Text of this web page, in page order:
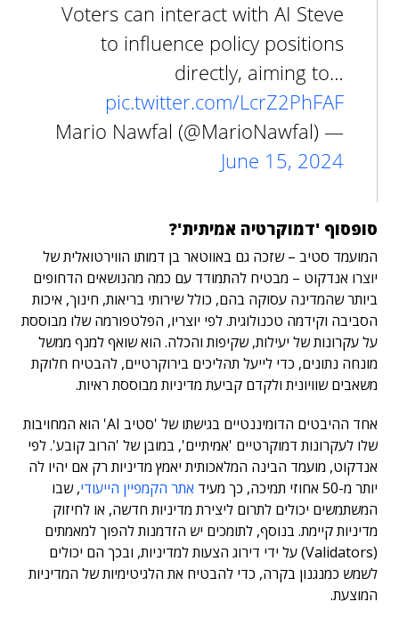
Voters can interact with AI Steve
to influence policy positions
directly, aiming to…
pic.twitter.com/LcrZ2PhFAF
— Mario Nawfal (@MarioNawfal)
June 15, 2024
סופסוף 'דמוקרטיה אמיתית'?
המועמד סטיב – שזכה גם באווטאר בן דמותו הווירטואלית של
יוצרו אנדקוט – מבטיח להתמודד עם כמה מהנושאים הדחופים
ביותר שהמדינה עסוקה בהם, כולל שירותי בריאות, חינוך, איכות
הסביבה וקידמה טכנולוגית. לפי יוצריו, הפלטפורמה שלו מבוססת
על עקרונות של יעילות, שקיפות והכלה. הוא שואף למנף ממשל
מונחה נתונים, כדי לייעל תהליכים בירוקרטיים, להבטיח חלוקת
משאבים שוויונית ולקדם קביעת מדיניות מבוססת ראיות.
אחד ההיבטים הדומיננטיים בגישתו של 'סטיב AI' הוא המחויבות
שלו לעקרונות דמוקרטיים 'אמיתיים', במובן של 'הרוב קובע'.לפי
אנדקוט, מועמד הבינה המלאכותית יאמץ מדיניות רק אם יהיו לה
יותר מ-50 אחוזי תמיכה, כך מעיד
אתר הקמפיין הייעודי, שבו
המשתמשים יכולים לתרום ליצירת מדיניות חדשה, או לחיזוק
מדיניות קיימת. בנוסף, לתומכים יש הזדמנות להפוך למאמתים
(Validators) על ידי דירוג הצעות למדיניות, ובכך הם יכולים
לשמש כמנגנון בקרה, כדי להבטיח את הלגיטימיות של המדיניות
המוצעת.